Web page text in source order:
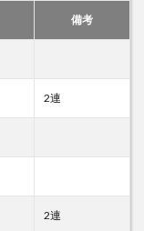
備考
2連
2連